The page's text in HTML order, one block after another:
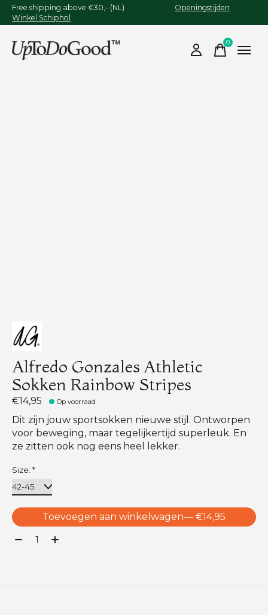
Free shipping above €30,- (NL) Openingstijden
Winkel Schiphol
0items
Alfredo Gonzales Athletic
Sokken Rainbow Stripes
€14,95 Op voorraad
Dit zijn jouw sportsokken nieuwe stijl. Ontworpen
voor beweging, maar tegelijkertijd superleuk. En
ze zitten ook nog eens heel lekker.
Size: *
Toevoegen aan winkelwagen
— €14,95
Aantal: